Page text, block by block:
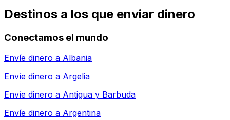
Destinos a los que enviar dinero
Conectamos el mundo
Envíe dinero a Albania
Envíe dinero a Argelia
Envíe dinero a Antigua y Barbuda
Envíe dinero a Argentina